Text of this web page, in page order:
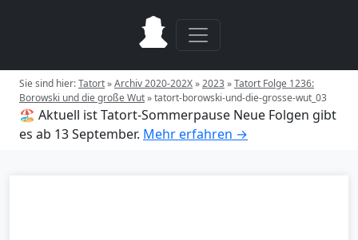
Sie sind hier:Tatort»Archiv 2020-202X»2023»Tatort Folge 1236:
Borowski und die große Wut»tatort-borowski-und-die-grosse-wut_03
🏖️ Aktuell ist Tatort-Sommerpause Neue Folgen gibt
es ab 13 September. Mehr erfahren →